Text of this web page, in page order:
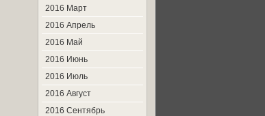
2016 Март
2016 Апрель
2016 Май
2016 Июнь
2016 Июль
2016 Август
2016 Сентябрь